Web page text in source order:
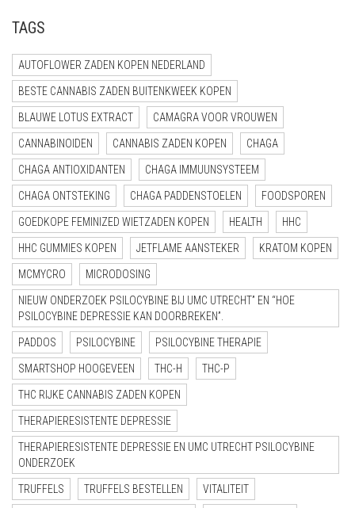
TAGS
AUTOFLOWER ZADEN KOPEN NEDERLAND
BESTE CANNABIS ZADEN BUITENKWEEK KOPEN
BLAUWE LOTUS EXTRACT CAMAGRA VOOR VROUWEN
CANNABINOIDEN CANNABIS ZADEN KOPEN CHAGA
CHAGA ANTIOXIDANTEN CHAGA IMMUUNSYSTEEM
CHAGA ONTSTEKING CHAGA PADDENSTOELEN FOODSPOREN
GOEDKOPE FEMINIZED WIETZADEN KOPEN HEALTH HHC
HHC GUMMIES KOPEN JETFLAME AANSTEKER KRATOM KOPEN
MCMYCRO MICRODOSING
NIEUW ONDERZOEK PSILOCYBINE BIJ UMC UTRECHT” EN “HOE
PSILOCYBINE DEPRESSIE KAN DOORBREKEN”.
PADDOS PSILOCYBINE PSILOCYBINE THERAPIE
SMARTSHOP HOOGEVEEN THC-H THC-P
THC RIJKE CANNABIS ZADEN KOPEN
THERAPIERESISTENTE DEPRESSIE
THERAPIERESISTENTE DEPRESSIE EN UMC UTRECHT PSILOCYBINE
ONDERZOEK
TRUFFELS TRUFFELS BESTELLEN VITALITEIT